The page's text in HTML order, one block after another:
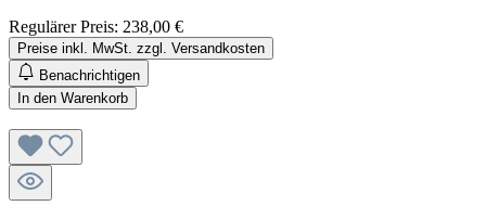
Regulärer Preis: 238,00 €
Preise inkl. MwSt. zzgl. Versandkosten
Benachrichtigen
In den Warenkorb